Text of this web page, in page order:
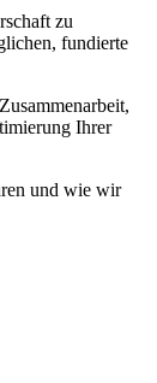
zu
fundierte
Ihrer
und wie wir